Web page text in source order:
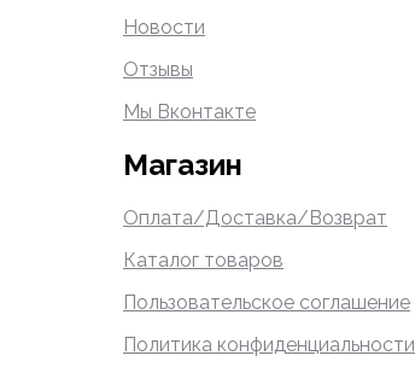
Новости
Отзывы
Мы Вконтакте
Магазин
Оплата/Доставка/Возврат
Каталог товаров
Пользовательское соглашение
Политика конфиденциальности